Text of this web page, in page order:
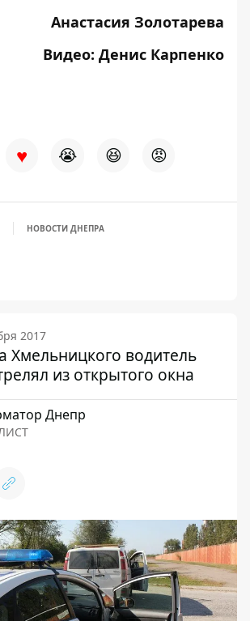
Анастасия Золотарева
Видео: Денис Карпенко
♥ 😭 😆 😡
НОВОСТИ ДНЕПРА
2017
Хмельницкого водитель
из открытого окна
Днепр